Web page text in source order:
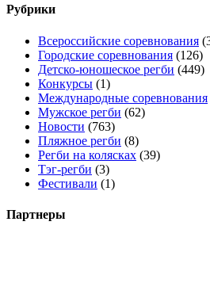
Рубрики
Всероссийские соревнования
Городские соревнования (126)
Детско-юношеское регби (449)
Конкурсы (1)
Международные соревнования
Мужское регби (62)
Новости (763)
Пляжное регби (8)
Регби на колясках (39)
Тэг-регби (3)
Фестивали (1)
Партнеры